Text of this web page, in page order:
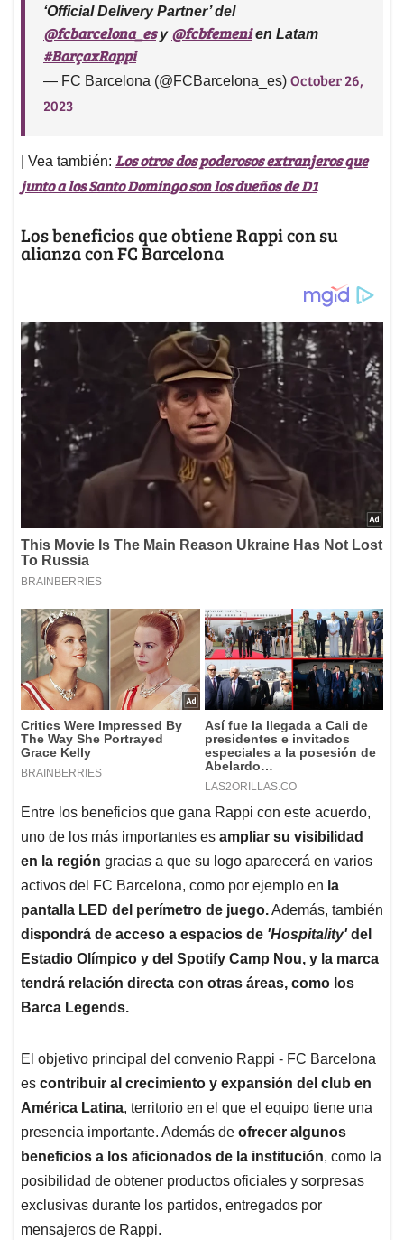
‘Official Delivery Partner’ del
@fcbarcelona_esy @fcbfemenien Latam
#BarçaxRappi
— FC Barcelona (@FCBarcelona_es) October 26,
2023
| Vea también: Los otros dos poderosos extranjeros que
junto a los Santo Domingo son los dueños de D1
Los beneficios que obtiene Rappi con su
alianza con FC Barcelona
Entre los beneficios que gana Rappi con este acuerdo,
uno de los más importantes es ampliar su visibilidad
en la región gracias a que su logo aparecerá en varios
activos del FC Barcelona, como por ejemplo en la
pantalla LED del perímetro de juego.Además, también
dispondrá de acceso a espacios de 'Hospitality'del
Estadio Olímpico y del Spotify Camp Nou, y la marca
tendrá relación directa con otras áreas, como los
Barca Legends.
El objetivo principal del convenio Rappi - FC Barcelona
es contribuir al crecimiento y expansión del club en
América Latina, territorio en el que el equipo tiene una
presencia importante. Además de ofrecer algunos
beneficios a los aficionados de la institución, como la
posibilidad de obtener productos oficiales y sorpresas
exclusivas durante los partidos, entregados por
mensajeros de Rappi.